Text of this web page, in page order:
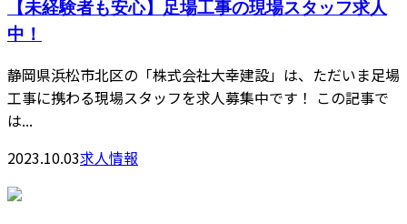
【未経験者も安心】足場工事の現場スタッフ求人
中！
静岡県浜松市北区の「株式会社大幸建設」は、ただいま足場
工事に携わる現場スタッフを求人募集中です！ この記事で
は...
2023.10.03求人情報